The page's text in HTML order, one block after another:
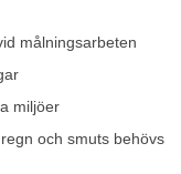
målningsarbeten
miljöer
och smuts behövs